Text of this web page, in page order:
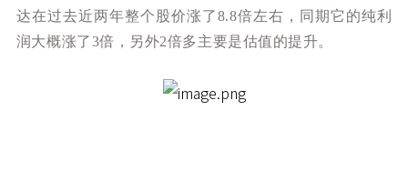
达在过去近两年整个股价涨了8.8倍左右，同期它的纯利
润大概涨了3倍，另外2倍多主要是估值的提升。